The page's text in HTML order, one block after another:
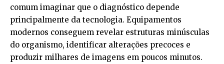
comum imaginar que o diagnóstico depende
principalmente da tecnologia. Equipamentos
modernos conseguem revelar estruturas minúsculas
do organismo, identificar alterações precoces e
produzir milhares de imagens em poucos minutos.